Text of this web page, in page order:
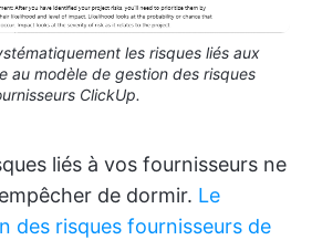
les risques liés aux
au modèle de gestion des risques
ClickUp.
liés à vos fournisseurs ne
de dormir. Le
des risques fournisseurs de